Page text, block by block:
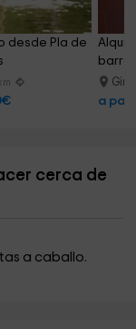
desde Pla de
a
cerca de
a caballo.